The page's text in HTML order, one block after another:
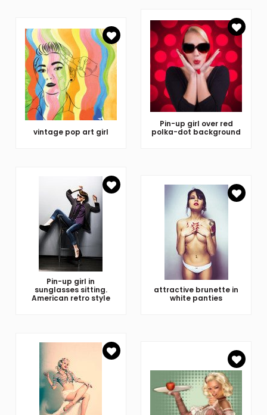
vintage pop art girl
Pin-up girl over red
polka-dot background
Pin-up girl in
sunglasses sitting.
American retro style
attractive brunette in
white panties